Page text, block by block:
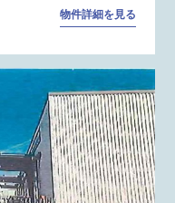
物件詳細を見る